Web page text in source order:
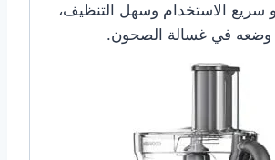
سريع الاستخدام وسهل التنظيف،
في غسالة الصحون.